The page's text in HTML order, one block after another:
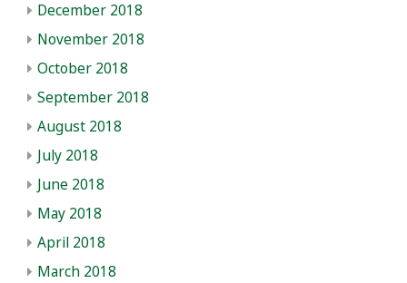
December 2018
November 2018
October 2018
September 2018
August 2018
July 2018
June 2018
May 2018
April 2018
March 2018